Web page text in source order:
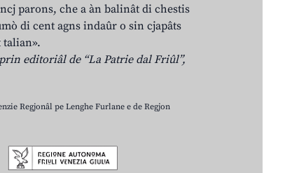
parons, che a àn balinât di chestis
di cent agns indaûr o sin cjapâts
talian».
editoriâl de “La Patrie dal Friûl”,
Regjonâl pe Lenghe Furlane e de Regjon